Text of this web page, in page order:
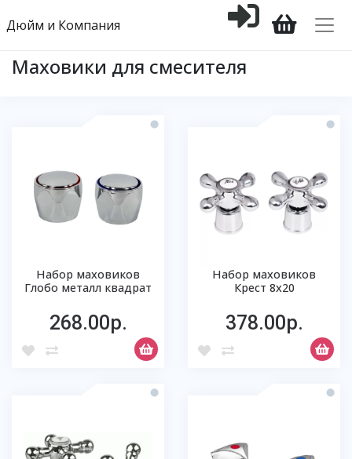
Дюйм и Компания
Маховики для смесителя
Набор маховиков
Глобо металл квадрат
268.00р.
Набор маховиков
Крест 8х20
378.00р.